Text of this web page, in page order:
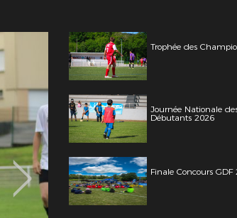
Trophée des
Journée Nationale
Débutants 2026
Finale Concours GDF